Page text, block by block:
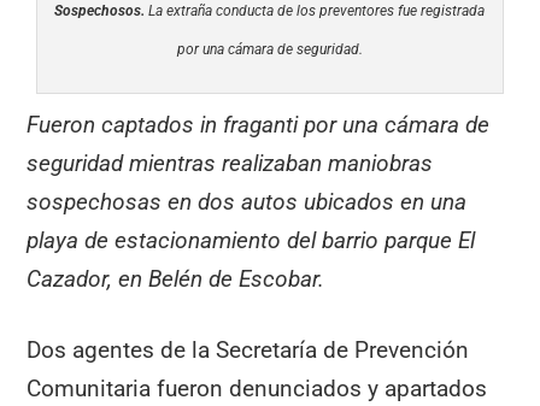
Sospechosos. La extraña conducta de los preventores fue registrada
por una cámara de seguridad.
Fueron captados in fraganti por una cámara de
seguridad mientras realizaban maniobras
sospechosas en dos autos ubicados en una
playa de estacionamiento del barrio parque El
Cazador, en Belén de Escobar.
Dos agentes de la Secretaría de Prevención
Comunitaria fueron denunciados y apartados